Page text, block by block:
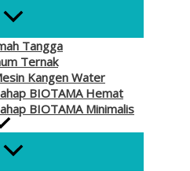
Tangga
Ternak
Kangen Water
BIOTAMA Hemat
BIOTAMA Minimalis